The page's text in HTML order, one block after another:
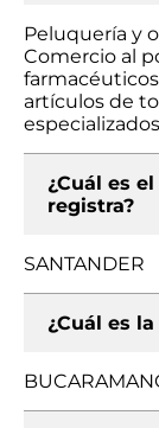
Peluquería y
Comercio al
artículos de
especializados
¿Cuál es
registra?
SANTANDER
¿Cuál es